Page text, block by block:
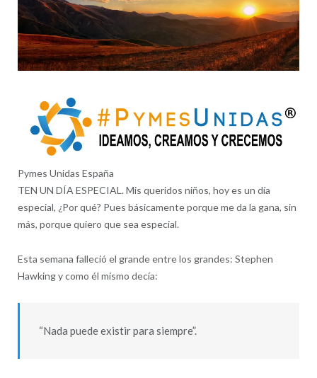
Pymes Unidas España
TEN UN DÍA ESPECIAL. Mis queridos niños, hoy es un día
especial, ¿Por qué? Pues básicamente porque me da la gana, sin
más, porque quiero que sea especial.
Esta semana falleció el grande entre los grandes: Stephen
Hawking y como él mismo decía:
“Nada puede existir para siempre”.